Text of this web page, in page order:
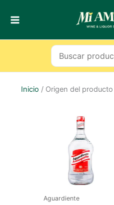
Inicio / Origen del
Aguardiente